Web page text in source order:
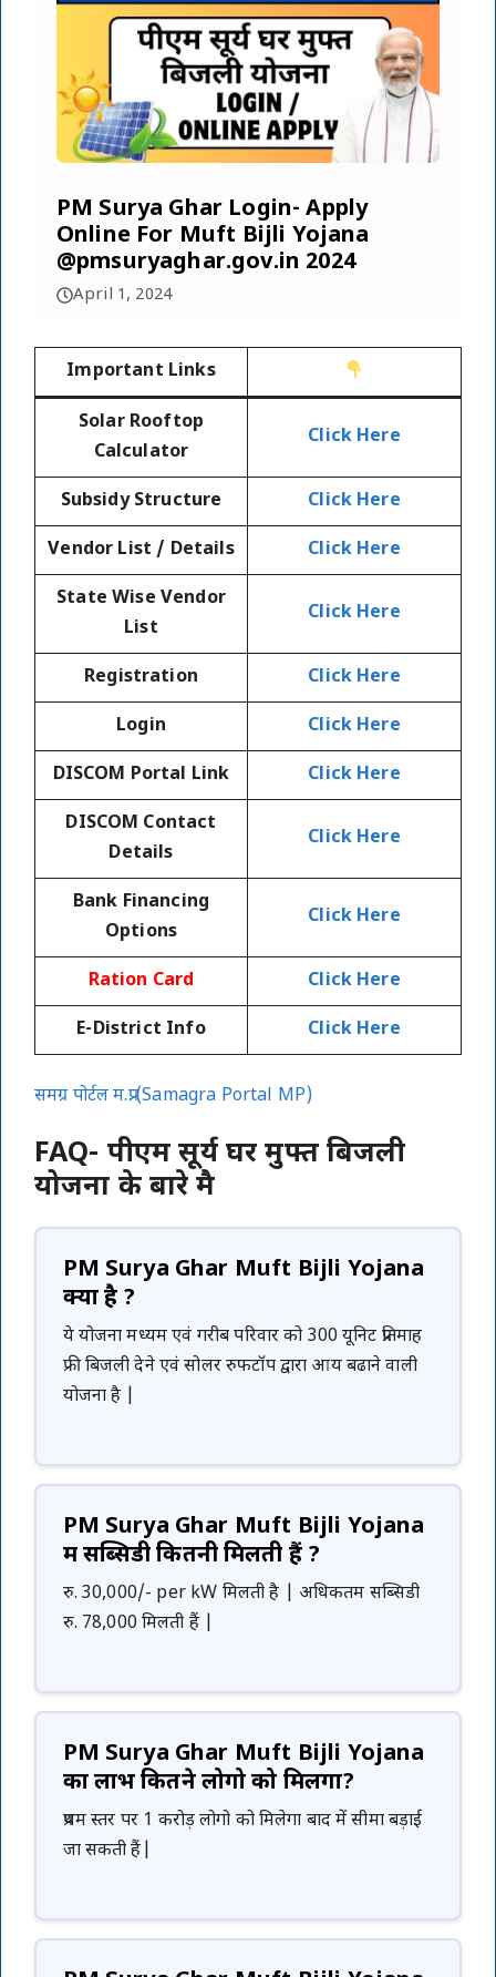
PM Surya Ghar Login- Apply
Online For Muft Bijli Yojana
@pmsuryaghar.gov.in 2024
April 1, 2024
Important Links
Solar Rooftop
Calculator
Click Here
Subsidy Structure Click Here
Vendor List / Details Click Here
State Wise Vendor
List
Click Here
Registration Click Here
Login Click Here
DISCOM Portal Link Click Here
DISCOM Contact
Details
Click Here
Bank Financing
Options
Click Here
Ration Card Click Here
E-District Info Click Here
समग्र पोर्टल म.प्र.(Samagra Portal MP)
FAQ- पीएम सूर्य घर मुफ्त बिजली
योजना के बारे मै
PM Surya Ghar Muft Bijli Yojana
क्या है ?
ये योजना मध्यम एवं गरीब परिवार को 300 यूनिट प्रतिमाह
फ्री बिजली देने एवं सोलर रुफटॉप द्वारा आय बढाने वाली
योजना है |
PM Surya Ghar Muft Bijli Yojana
में सब्सिडी कितनी मिलती हैं ?
रु. 30,000/- per kW मिलती है | अधिकतम सब्सिडी
रु. 78,000 मिलती हैं |
PM Surya Ghar Muft Bijli Yojana
का लाभ कितने लोगो को मिलेंगा?
प्रथम स्तर पर 1 करोड़ लोगो को मिलेगा बाद में सीमा बड़ाई
जा सकती हैं|